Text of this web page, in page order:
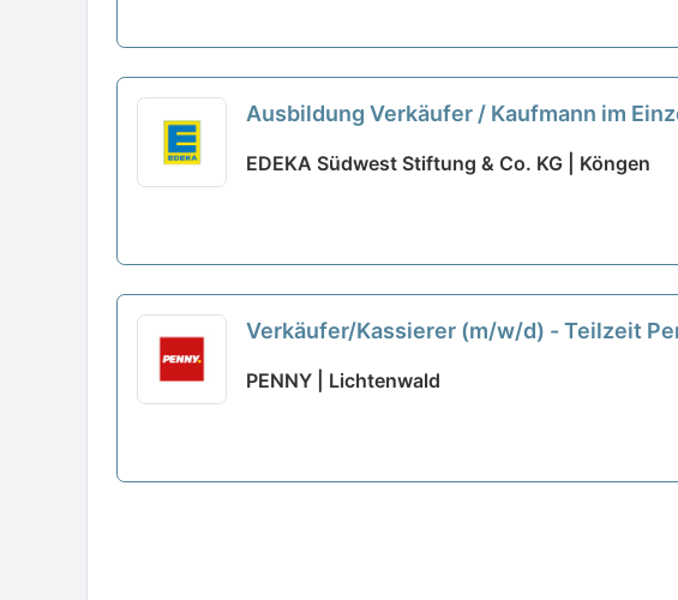
Ausbildung Verkäufer / Kaufmann im
EDEKA Südwest Stiftung & Co. KG | Köngen
Verkäufer/Kassierer (m/w/d) - Teilzeit
PENNY | Lichtenwald